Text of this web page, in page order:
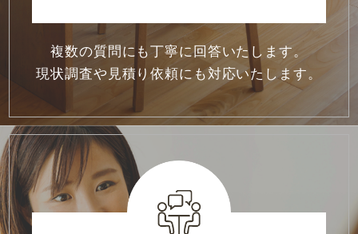
2021年11月(1)
2021年10月(1)
2021年7月
2021年6月 (2)
2021年5月(2)
2021年3月(3)
複数の質問にも丁寧に回答いたします。
現状調査や見積り依頼にも対応いたします。